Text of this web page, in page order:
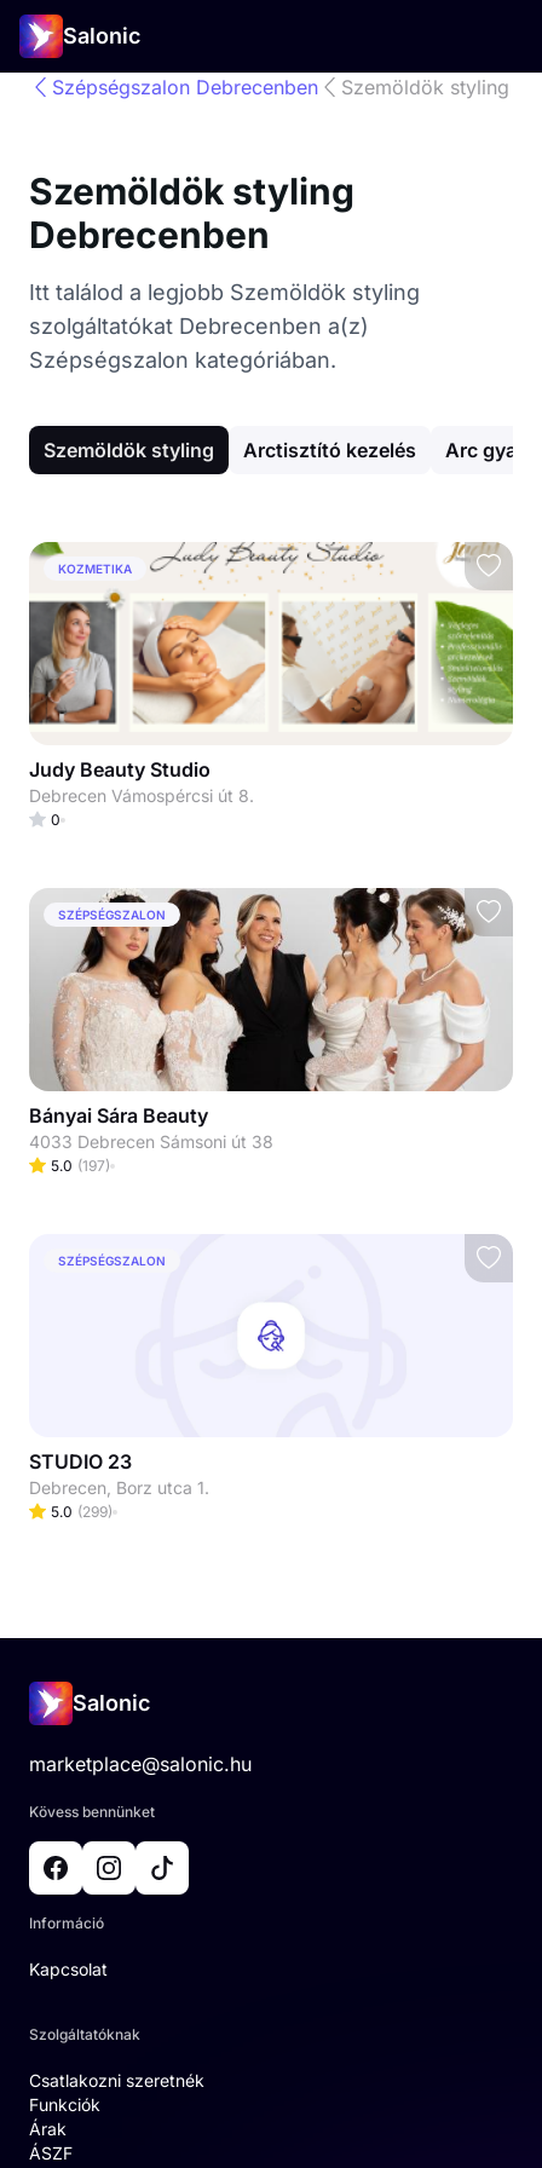
Salonic
Szépségszalon Debrecenben Szemöldök styling
Szemöldök styling
Debrecenben
Itt találod a legjobb Szemöldök styling
szolgáltatókat Debrecenben a(z)
Szépségszalon kategóriában.
Szemöldök styling Arctisztító kezelés Arc
KOZMETIKA
Judy Beauty Studio
Debrecen Vámospércsi út 8.
0
SZÉPSÉGSZALON
Bányai Sára Beauty
4033 Debrecen Sámsoni út 38
5.0 (197)
SZÉPSÉGSZALON
STUDIO 23
Debrecen, Borz utca 1.
5.0 (299)
Salonic
marketplace@salonic.hu
Kövess bennünket
Információ
Kapcsolat
Szolgáltatóknak
Csatlakozni szeretnék
Funkciók
Árak
ÁSZF